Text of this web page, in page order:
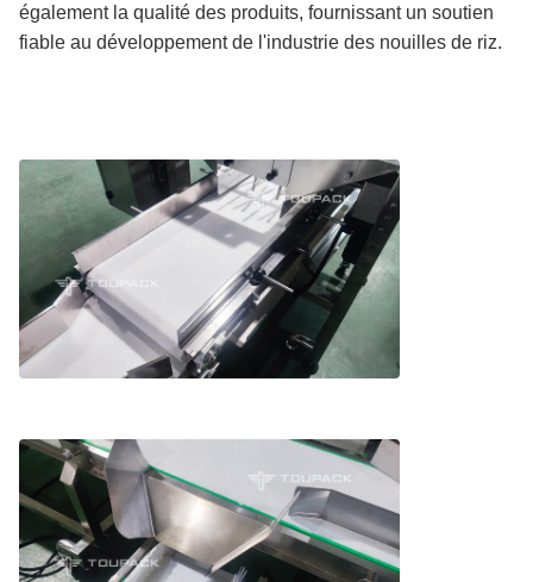
également la qualité des produits, fournissant un soutien
fiable au développement de l'industrie des nouilles de riz.